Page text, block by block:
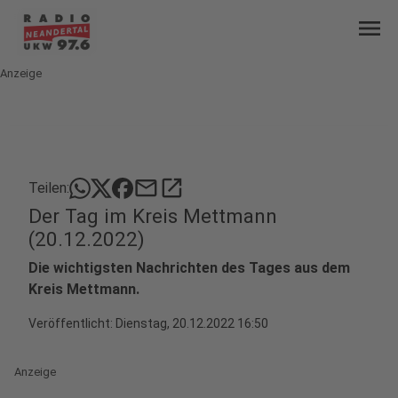
menu
Anzeige
Teilen: mailopen_in_new
Der Tag im Kreis Mettmann
(20.12.2022)
Die wichtigsten Nachrichten des Tages aus dem
Kreis Mettmann.
Veröffentlicht: Dienstag, 20.12.2022 16:50
Anzeige